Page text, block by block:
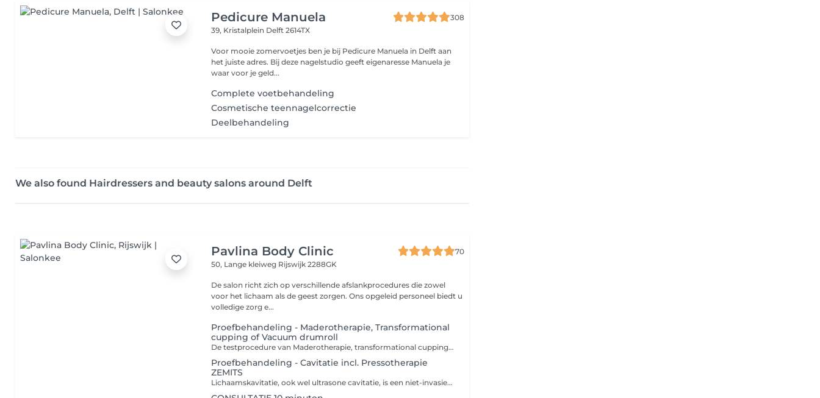
Pedicure Manuela
308
39, Kristalplein Delft 2614TX
Voor mooie zomervoetjes ben je bij Pedicure Manuela in Delft aan
het juiste adres. Bij deze nagelstudio geeft eigenaresse Manuela je
waar voor je geld...
Complete voetbehandeling
Cosmetische teennagelcorrectie
Deelbehandeling
We also found Hairdressers and beauty salons around Delft
Pavlina Body Clinic
70
50, Lange kleiweg Rijswijk 2288GK
De salon richt zich op verschillende afslankprocedures die zowel
voor het lichaam als de geest zorgen. Ons opgeleid personeel biedt u
volledige zorg e...
Proefbehandeling - Maderotherapie, Transformational
cupping of Vacuum drumroll
De testprocedure van Maderotherapie, transformational cupping of vacuum drumroll omvat een consult van 10 minuten en een massage van 40 minuten. Tijdens het consult maakt de therapeut kennis met uw behoeften en doelen. Daarna volgt een massage van 40 minuten, Contra-indicaties MADEROTHERAPIE,CUPPING,VACUUM DRUMROLL: Hartziekten Acute ontstekingen en infecties Huidziekten Spataderen en vaatziekten Hoge bloeddruk Zwangerschap Borstvoeding Tumoren en kanker Aandoeningen van het lymfestelsel Acute rug- of spierpijn Chronische of auto-immuunziekten
Proefbehandeling - Cavitatie incl. Pressotherapie
ZEMITS
Lichaamskavitatie, ook wel ultrasone cavitatie, is een niet-invasieve procedure voor vetreductie en lichaamsvormgeving. Elke cavitatie van het lichaam omvat pressotherapie . De hoofdreden waarom na de cavitatietechniek pressotherapie wordt aanbevolen, is om de resultaten te verbeteren en het regeneratieproces te ondersteunen. Cavitatie is een procedure die gebruikmaakt van ultrasone golven om vetcellen te vernietigen, wat bijdraagt aan de vetreduktie. Pressotherapie daarentegen is een methode die het lymfestelsel stimuleert door middel van drukmassages. De combinatie van deze twee procedures kan de volgende voordelen opleveren: 1. **Verwijdering van giftige stoffen**: Na cavitatie is het belangrijk om de verwijdering van vrijgekomen vetfragmenten en giftige stoffen uit het lichaam te ondersteunen, wat pressotherapie effectief mogelijk maakt. 2. **Verbeterde doorbloeding**: Pressotherapie verhoogt de doorbloeding in de behandelde gebieden, wat het genezingsproces kan versnellen en het uiterlijk van de huid kan verbeteren. 3. **Verhoging van effectiviteit**: De combinatie van deze twee methoden kan leiden tot betere en duurzamere resultaten in vet- en cellulitisreductie. 4. **Gevoel van ontspanning**: Pressotherapie helpt ook bij het verlichten van spierspanning en verbetert het algehele gevoel van welzijn na cavitatie. Samengevat kan worden gesteld dat pressotherapie een effectieve aanvulling is op cavitatie, die de positieve effecten versterkt en een gezondere toestand van het lichaam ondersteunt. Contra-indicaties voor cavitatie: 1. Zwangerschap en borstvoeding 2. Lever- en nierziekten 3. Hart- en vaatziekten 4. Tumoren 5. Metalen implantaten 6. Ontstekingsziekten van de huid 7. Diabetes (overleg noodzakelijk) 8. Bloedstollingsstoornissen 9. Recent chirurgische ingrepen 10. Hartpacemakers Het wordt aangeraden om vóór de behandeling een specialist te raadplegen.